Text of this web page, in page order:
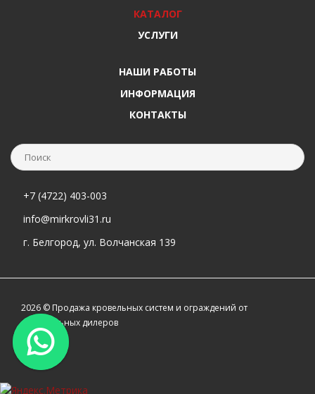
КАТАЛОГ
УСЛУГИ
НАШИ РАБОТЫ
ИНФОРМАЦИЯ
КОНТАКТЫ
+7 (4722) 403-003
info@mirkrovli31.ru
г. Белгород, ул. Волчанская 139
2026 © Продажа кровельных систем и ограждений от
официальных дилеров